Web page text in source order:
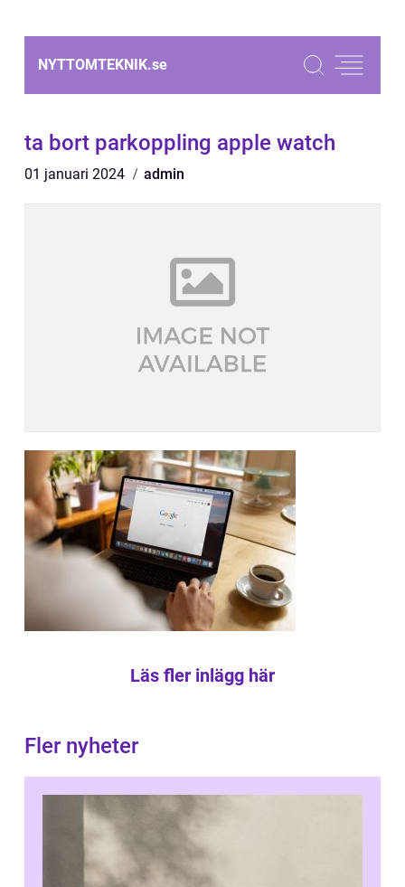
NYTTOMTEKNIK.se
ta bort parkoppling apple watch
01 januari 2024 admin
Läs fler inlägg här
Fler nyheter